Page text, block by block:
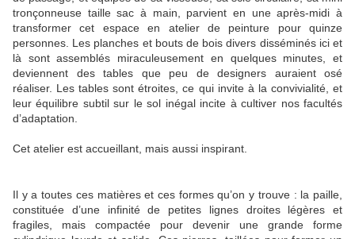
tronçonneuse taille sac à main, parvient en une après-midi à
transformer cet espace en atelier de peinture pour quinze
personnes. Les planches et bouts de bois divers disséminés ici et
là sont assemblés miraculeusement en quelques minutes, et
deviennent des tables que peu de designers auraient osé
réaliser. Les tables sont étroites, ce qui invite à la convivialité, et
leur équilibre subtil sur le sol inégal incite à cultiver nos facultés
d’adaptation.
Cet atelier est accueillant, mais aussi inspirant.
Il y a toutes ces matières et ces formes qu’on y trouve : la paille,
constituée d’une infinité de petites lignes droites légères et
fragiles, mais compactée pour devenir une grande forme